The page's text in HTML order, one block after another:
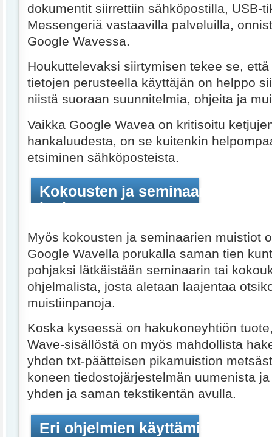
dokumentit siirrettiin sähköpostilla, USB-
Messengeriä vastaavilla palveluilla,
Google Wavessa.
Houkuttelevaksi siirtymisen tekee se,
tietojen perusteella käyttäjän on helppo
niistä suoraan suunnitelmia, ohjeita ja
Vaikka Google Wavea on kritisoitu
hankaluudesta, on se kuitenkin
etsiminen sähköposteista.
Kokousten ja seminaarien
heti
Myös kokousten ja seminaarien muistiot
Google Wavella porukalla saman tien
pohjaksi lätkäistään seminaarin tai
ohjelmalista, josta aletaan laajentaa
muistiinpanoja.
Koska kyseessä on hakukoneyhtiön
Wave-sisällöstä on myös mahdollista
yhden txt-päätteisen pikamuistion
koneen tiedostojärjestelmän uumenista
yhden ja saman tekstikentän avulla.
Eri ohjelmien käyttämisestä